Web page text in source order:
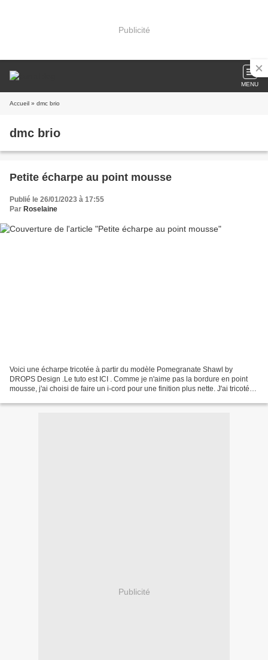
Publicité
MENU
Accueil » dmc brio
dmc brio
Petite écharpe au point mousse
Publié le 26/01/2023 à 17:55
Par Roselaine
Voici une écharpe tricotée à partir du modèle Pomegranate Shawl by
DROPS Design .Le tuto est ICI . Comme je n'aime pas la bordure en point
mousse, j'ai choisi de faire un i-cord pour une finition plus nette. J'ai tricoté
Publicité